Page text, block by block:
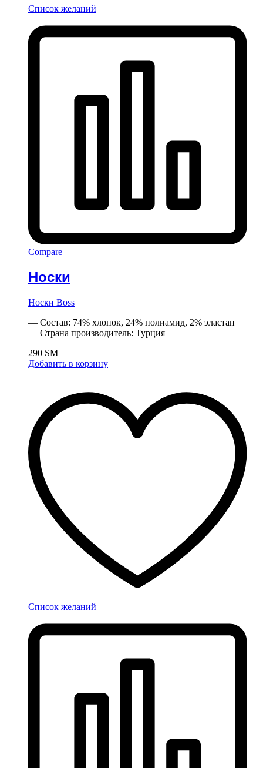
Список желаний
Compare
Носки
Носки Boss
— Состав: 74% хлопок, 24% полиамид, 2% эластан
— Страна производитель: Турция
290 ЅМ
Добавить в корзину
Список желаний